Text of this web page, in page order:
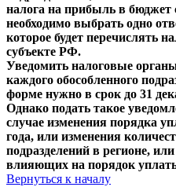
налога на прибыль в бюджет
необходимо выбрать одно
которое будет перечислять
субъекте РФ.
Уведомить налоговые
каждого обособленного
форме нужно в срок до 31
Однако подать такое
случае изменения порядка
года, или изменения
подразделений в регионе,
влияющих на порядок
Вернуться к началу